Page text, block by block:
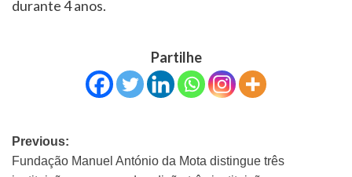
durante 4 anos.
Partilhe
Previous:
Fundação Manuel António da Mota distingue três